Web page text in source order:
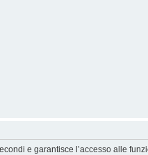
e garantisce l’accesso alle